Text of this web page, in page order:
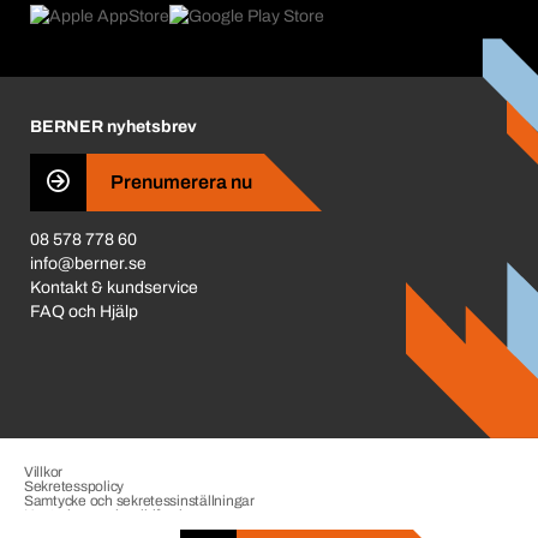
Prisjustering 2026
Vad som driver oss
Business Conduct
BERNER nyhetsbrev
Prenumerera nu
08 578 778 60
info@berner.se
Kontakt & kundservice
FAQ och Hjälp
Villkor
Sekretesspolicy
Samtycke och sekretessinställningar
Hantering av visselblåsning